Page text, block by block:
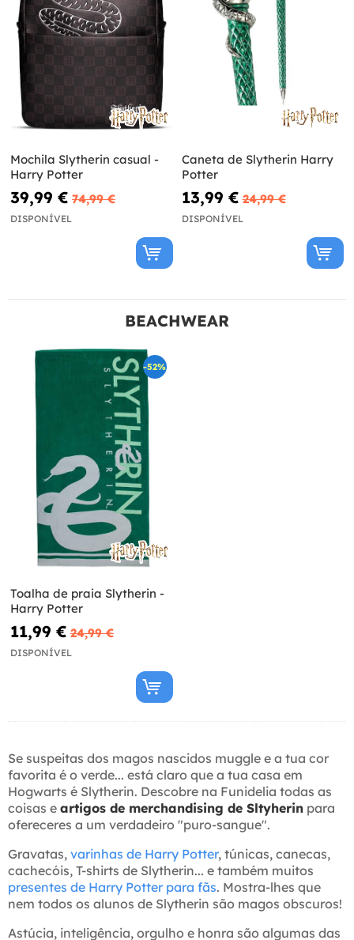
Mochila Slytherin casual -
Harry Potter
39,99 € 74,99 €
DISPONÍVEL
Caneta de Slytherin Harry
Potter
13,99 € 24,99 €
DISPONÍVEL
BEACHWEAR
-52%
Toalha de praia Slytherin -
Harry Potter
11,99 € 24,99 €
DISPONÍVEL
Se suspeitas dos magos nascidos muggle e a tua cor
favorita é o verde... está claro que a tua casa em
Hogwarts é Slytherin. Descobre na Funidelia todas as
coisas e artigos de merchandising de Sltyherin para
ofereceres a um verdadeiro "puro-sangue".
Gravatas, varinhas de Harry Potter, túnicas, canecas,
cachecóis, T-shirts de Slytherin... e também muitos
presentes de Harry Potter para fãs. Mostra-lhes que
nem todos os alunos de Slytherin são magos obscuros!
Astúcia, inteligência, orgulho e honra são algumas das